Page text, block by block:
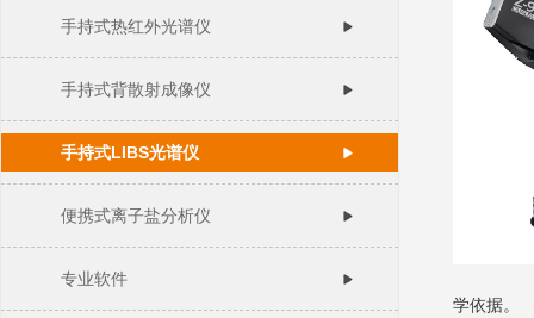
手持式热红外光谱仪
手持式背散射成像仪
手持式LIBS光谱仪
便携式离子盐分析仪
专业软件
学依据。